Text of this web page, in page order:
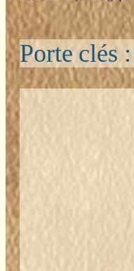
Porte clés